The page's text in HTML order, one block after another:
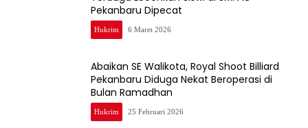
Pekanbaru Dipecat
Hukrim 6 Maret 2026
Abaikan SE Walikota, Royal Shoot Billiard
Pekanbaru Diduga Nekat Beroperasi di
Bulan Ramadhan
Hukrim 25 Februari 2026